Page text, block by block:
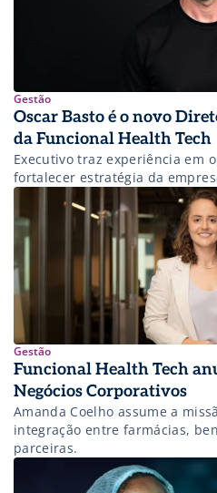
Gestão
Oscar Basto é o novo
da Funcional Health Tech
Executivo traz experiência em
fortalecer estratégia da
Gestão
Funcional Health Tech
Negócios Corporativos
Amanda Coelho assume a
integração entre farmácias,
parceiras.